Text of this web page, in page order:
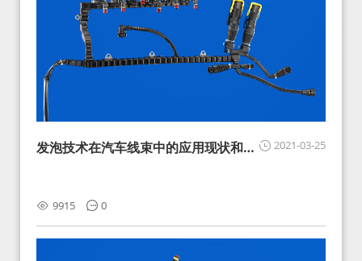
2021-03-25
发泡技术在汽车线束中的应用现状和展
9915 0